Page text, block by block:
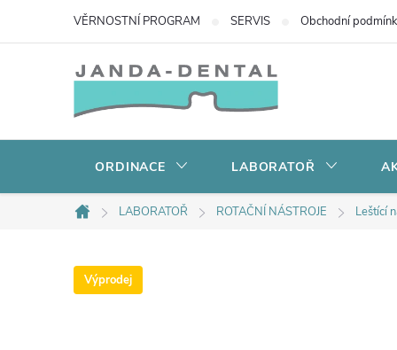
VĚRNOSTNÍ PROGRAM SERVIS Obchodní
ORDINACE LABORATOŘ
Domů
LABORATOŘ ROTAČNÍ NÁSTROJE Leštící
Výprodej